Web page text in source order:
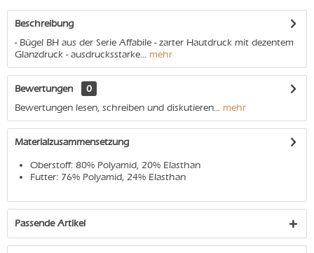
Beschreibung
- Bügel BH aus der Serie Affabile - zarter Hautdruck mit dezentem
Glanzdruck - ausdrucksstarke... mehr
Bewertungen
0
Bewertungen lesen, schreiben und diskutieren... mehr
Materialzusammensetzung
Oberstoff: 80% Polyamid, 20% Elasthan
Futter: 76% Polyamid, 24% Elasthan
Passende Artikel